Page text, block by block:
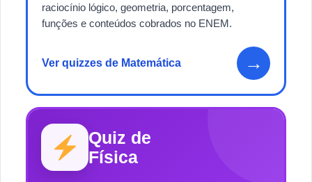
raciocínio lógico, geometria, porcentagem,
funções e conteúdos cobrados no ENEM.
Ver quizzes de Matemática →
Quiz de
Física